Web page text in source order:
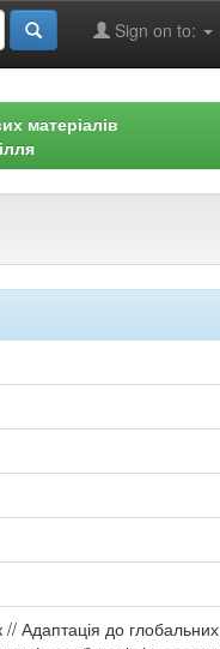
Sign on to:
матеріалів
Адаптація до глобальних